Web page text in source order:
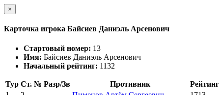
×
Карточка игрока Байсиев Даниэль Арсенович
Стартовый номер: 13
Имя: Байсиев Даниэль Арсенович
Начальный рейтинг: 1132
Тур Ст. № Разр/Зв Противник
Рейтинг